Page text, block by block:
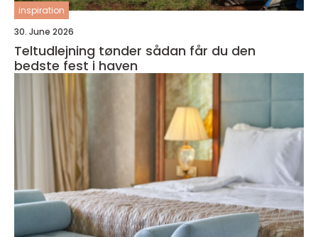
inspiration
30. June 2026
Teltudlejning tønder sådan får du den
bedste fest i haven